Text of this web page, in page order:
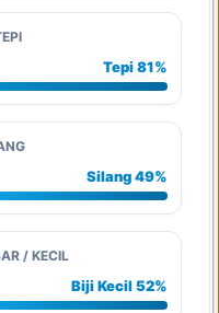
Tepi 81%
Silang 49%
/ KECIL
Biji Kecil 52%